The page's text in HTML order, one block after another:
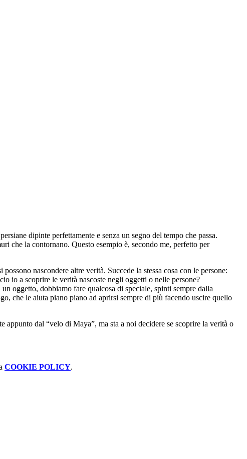
dipinte perfettamente e senza un segno del tempo che passa.
che la contornano. Questo esempio è, secondo me, perfetto per
nascondere altre verità. Succede la stessa cosa con le persone:
io a scoprire le verità nascoste negli oggetti o nelle persone?
oggetto, dobbiamo fare qualcosa di speciale, spinti sempre dalla
che le aiuta piano piano ad aprirsi sempre di più facendo uscire quello
appunto dal “velo di Maya”, ma sta a noi decidere se scoprire la verità o
COOKIE POLICY.